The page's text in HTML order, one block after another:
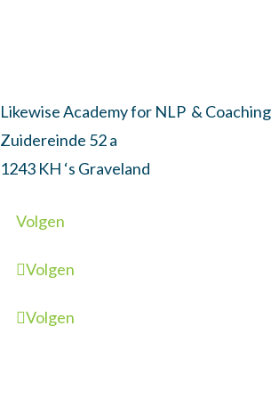
Likewise Academy for NLP & Coaching
Zuidereinde 52 a
1243 KH ‘s Graveland
Volgen
Volgen
Volgen